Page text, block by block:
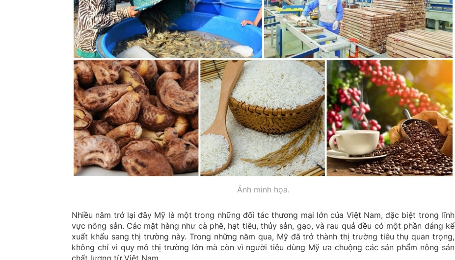
Ảnh minh họa.
Nhiều năm trở lại đây Mỹ là một trong những đối tác thương mại lớn của Việt Nam, đặc biệt trong lĩnh
vực nông sản. Các mặt hàng như cà phê, hạt tiêu, thủy sản, gạo, và rau quả đều có một phần đáng kể
xuất khẩu sang thị trường này. Trong những năm qua, Mỹ đã trở thành thị trường tiêu thụ quan trọng,
không chỉ vì quy mô thị trường lớn mà còn vì người tiêu dùng Mỹ ưa chuộng các sản phẩm nông sản
chất lượng từ Việt Nam.